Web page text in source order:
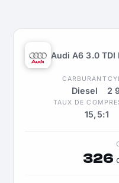
Audi A6 3.0
CARBURANT
Diesel 2
TAUX DE
15,5:1
326